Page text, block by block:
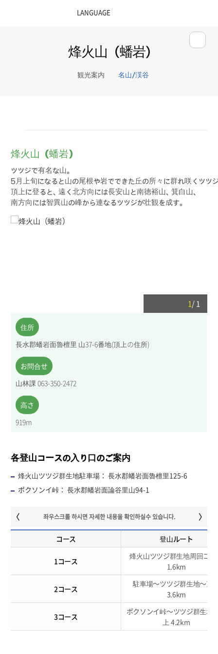
烽火山（蟠岩)
観光案内 名山/渓谷
烽火山（蟠岩）
ツツジで有名な山。
5月上旬になると山の尾根や岩でできた丘の所々に群れ咲くツツ
頂上に登ると、遠く北方向には長安山と南徳裕山、箕白山、
南方向には智異山の峰から連なるツツジが壮観を成す。
1/1
住所
長水郡蟠岩面魯檀里 山37-6番地(頂上の住所)
お問合せ
山林課 063-350-2472
高さ
919m
各登山コースの入り口のご案内
烽火山ツツジ群生地駐車場： 長水郡蟠岩面魯檀里125-6
ポクソンイ峠： 長水郡蟠岩面論谷里山94-1
コース 登山ルート
1コース
烽火山ツツジ群生地周回コ
1.6km
2コース
駐車場～ツツジ群生地～頂
3.6km
3コース
ポクソンイ峠～ツツジ群生地
上 4.2km